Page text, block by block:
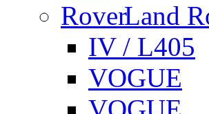
Land
IV / L405
VOGUE